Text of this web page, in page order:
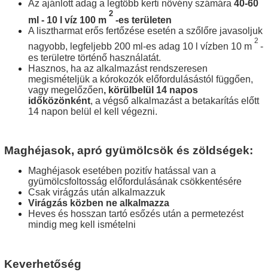
Az ajánlott adag a legtöbb kerti növény számára 40-60
ml - 10 l víz 100 m
2
-es területen
A lisztharmat erős fertőzése esetén a szőlőre javasoljuk
nagyobb, legfeljebb 200 ml-es adag 10 l vízben 10 m
2
-
es területre történő használatát.
Hasznos, ha az alkalmazást rendszeresen
megismételjük a kórokozók előfordulásástól függően,
vagy megelőzően, körülbelül 14 napos
időközönként, a végső alkalmazást a betakarítás előtt
14 napon belül el kell végezni.
Maghéjasok, apró gyümölcsök és zöldségek:
Maghéjasok esetében pozitív hatással van a
gyümölcsfoltosság előfordulásának csökkentésére
Csak virágzás után alkalmazzuk
Virágzás közben ne alkalmazza
Heves és hosszan tartó esőzés után a permetezést
mindig meg kell ismételni
Keverhetőség